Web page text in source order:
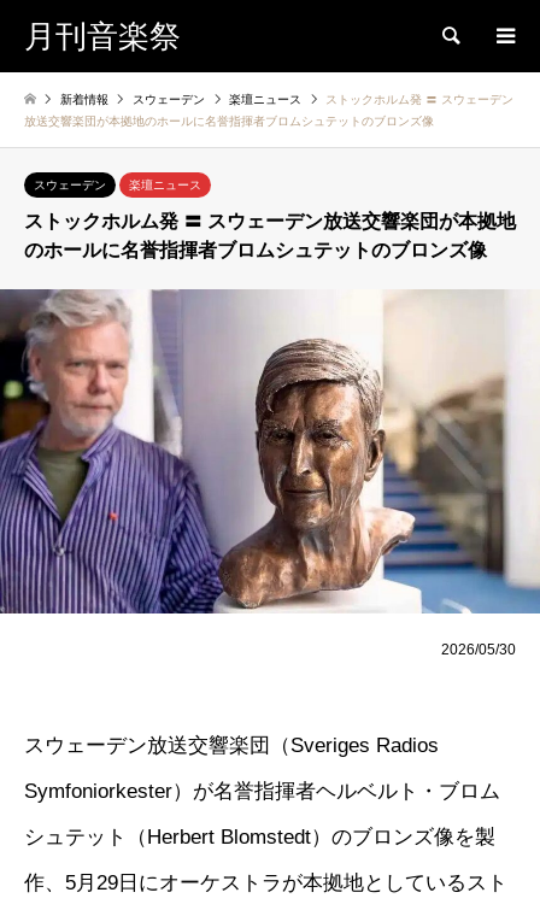
月刊音楽祭 検索
新着情報 スウェーデン 楽壇ニュース
ストックホルム発 〓 スウェーデン
放送交響楽団が本拠地のホールに名誉指揮者ブロムシュテットのブロンズ像
スウェーデン 楽壇ニュース
ストックホルム発 〓 スウェーデン放送交響楽団が本拠地
のホールに名誉指揮者ブロムシュテットのブロンズ像
2026/05/30
スウェーデン放送交響楽団（Sveriges Radios
Symfoniorkester）が名誉指揮者ヘルベルト・ブロム
シュテット（Herbert Blomstedt）のブロンズ像を製
作、5月29日にオーケストラが本拠地としているスト